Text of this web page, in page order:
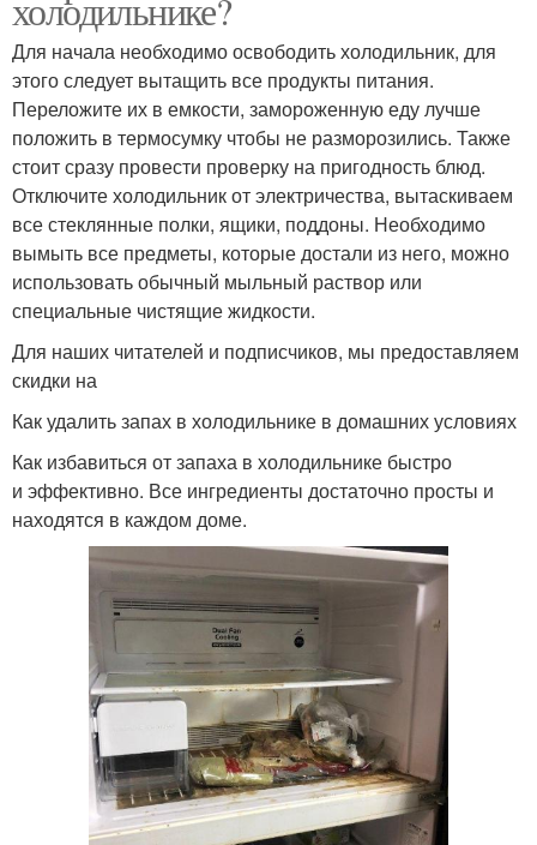
холодильнике?
Для начала необходимо освободить холодильник, для
этого следует вытащить все продукты питания.
Переложите их в емкости, замороженную еду лучше
положить в термосумку чтобы не разморозились. Также
стоит сразу провести проверку на пригодность блюд.
Отключите холодильник от электричества, вытаскиваем
все стеклянные полки, ящики, поддоны. Необходимо
вымыть все предметы, которые достали из него, можно
использовать обычный мыльный раствор или
специальные чистящие жидкости.
Для наших читателей и подписчиков, мы предоставляем
скидки на
Как удалить запах в холодильнике в домашних условиях
Как избавиться от запаха в холодильнике быстро
и эффективно. Все ингредиенты достаточно просты и
находятся в каждом доме.